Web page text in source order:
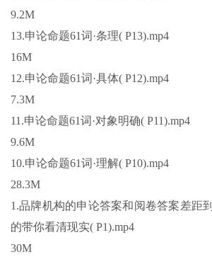
9.2M
13.申论命题61词·条理( P13).mp4
16M
12.申论命题61词·具体( P12).mp4
7.3M
11.申论命题61词·对象明确( P11).mp4
9.6M
10.申论命题61词·理解( P10).mp4
28.3M
1.品牌机构的申论答案和阅卷答案差距
的带你看清现实( P1).mp4
30M